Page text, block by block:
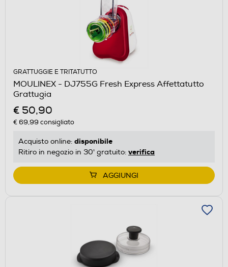
GRATTUGGIE E TRITATUTTO
MOULINEX - DJ755G Fresh Express Affettatutto
Grattugia
€ 50,90
€ 69,99 consigliato
Acquisto online: disponibile
Ritiro in negozio in 30' gratuito: verifica
AGGIUNGI